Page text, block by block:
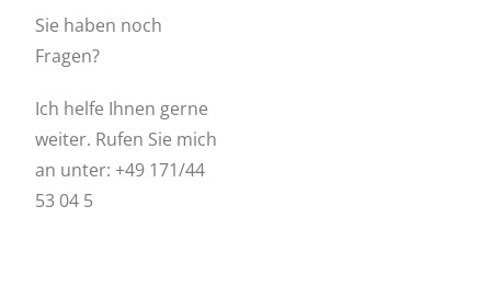
Sie haben noch
Fragen?
Ich helfe Ihnen gerne
weiter. Rufen Sie mich
an unter: +49 171/44
53 04 5